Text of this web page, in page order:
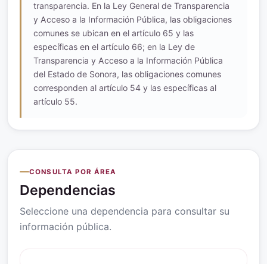
transparencia. En la Ley General de Transparencia
y Acceso a la Información Pública, las obligaciones
comunes se ubican en el artículo 65 y las
específicas en el artículo 66; en la Ley de
Transparencia y Acceso a la Información Pública
del Estado de Sonora, las obligaciones comunes
corresponden al artículo 54 y las específicas al
artículo 55.
CONSULTA POR ÁREA
Dependencias
Seleccione una dependencia para consultar su
información pública.